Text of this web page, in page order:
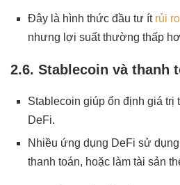
Đây là hình thức đầu tư ít rủi ro
nhưng lợi suất thường thấp
2.6. Stablecoin và thanh
Stablecoin giúp ổn định giá trị
DeFi.
Nhiều ứng dụng DeFi sử
thanh toán, hoặc làm tài sản